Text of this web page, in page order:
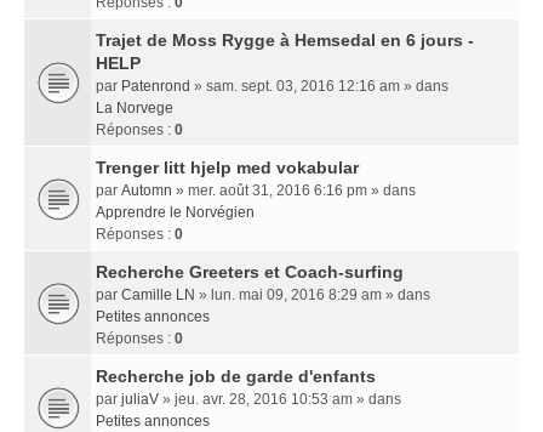
Trajet de Moss Rygge à Hemsedal en 6 jours -
HELP
par Patenrond » sam. sept. 03, 2016 12:16 am » dans
La Norvege
Réponses : 0
Trenger litt hjelp med vokabular
par Automn » mer. août 31, 2016 6:16 pm » dans
Apprendre le Norvégien
Réponses : 0
Recherche Greeters et Coach-surfing
par Camille LN » lun. mai 09, 2016 8:29 am » dans
Petites annonces
Réponses : 0
Recherche job de garde d'enfants
par juliaV » jeu. avr. 28, 2016 10:53 am » dans
Petites annonces